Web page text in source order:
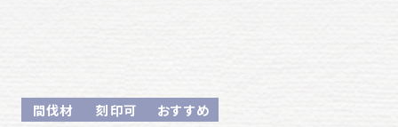
間伐材 刻印可 おすすめ